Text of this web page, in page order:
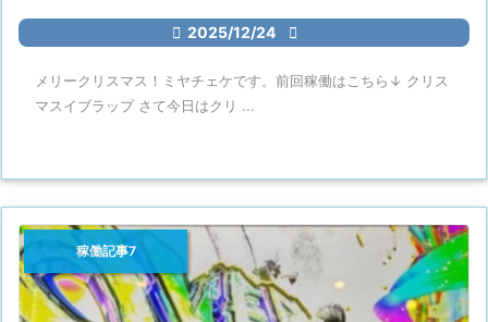
 2025/12/24 
メリークリスマス！ミヤチェケです。前回稼働はこちら↓ クリス
マスイブラップ さて今日はクリ ...
稼働記事7